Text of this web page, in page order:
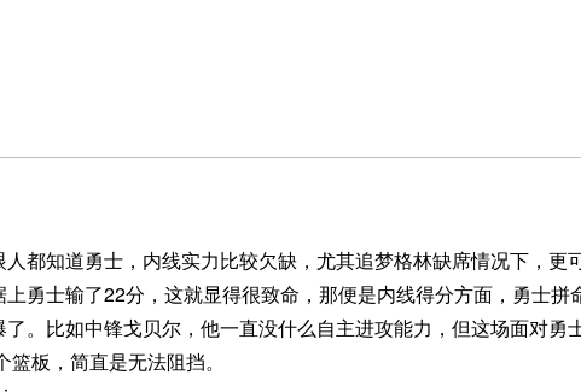
人都知道勇士，内线实力比较欠缺，尤其追梦格林缺席情况下，更
上勇士输了22分，这就显得很致命，那便是内线得分方面，勇士拼
了。比如中锋戈贝尔，他一直没什么自主进攻能力，但这场面对勇
篮板，简直是无法阻挡。